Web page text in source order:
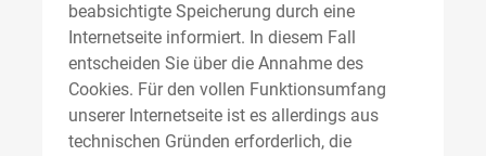
beabsichtigte Speicherung durch eine
Internetseite informiert. In diesem Fall
entscheiden Sie über die Annahme des
Cookies. Für den vollen Funktionsumfang
unserer Internetseite ist es allerdings aus
technischen Gründen erforderlich, die